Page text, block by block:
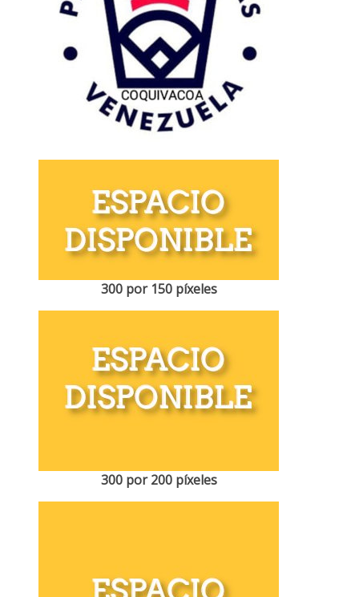
300 por 150 píxeles
300 por 200 píxeles